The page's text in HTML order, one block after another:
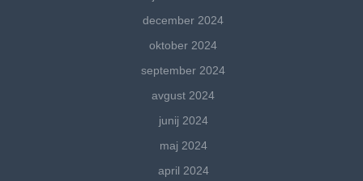
december 2024
oktober 2024
september 2024
avgust 2024
junij 2024
maj 2024
april 2024